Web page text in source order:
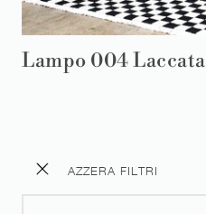
AZZERA FILTRI
Lampo 004 Laccata